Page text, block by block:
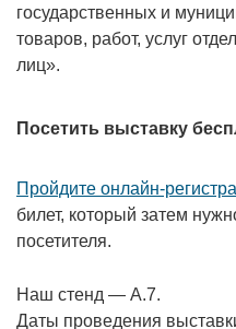
государственных и
товаров, работ, услуг
лиц».
Посетить выставку
Пройдите онлайн-
билет, который затем
посетителя.
Наш стенд — А.7.
Даты проведения